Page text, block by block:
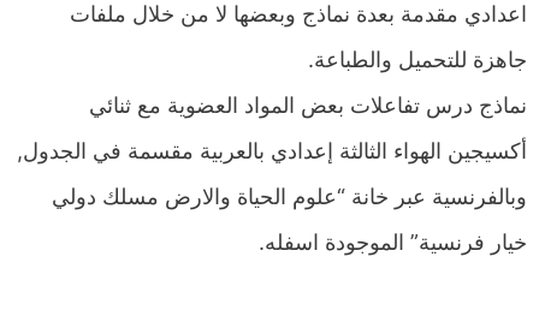
اعدادي مقدمة بعدة نماذج وبعضها لا من خلال ملفات
جاهزة للتحميل والطباعة.
نماذج درس تفاعلات بعض المواد العضوية مع ثنائي
أكسيجين الهواء الثالثة إعدادي بالعربية مقسمة في الجدول,
وبالفرنسية عبر خانة “علوم الحياة والارض مسلك دولي
خيار فرنسية” الموجودة اسفله.